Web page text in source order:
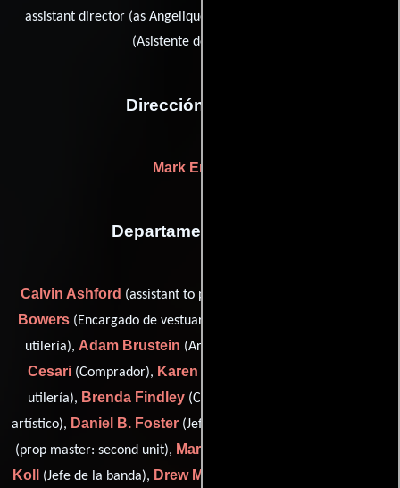
assistant director (as Angelique Bones)) y
(Asistente de dirección)
Dirección artística
Mark Erbaugh
Departamento de arte
Calvin Ashford (assistant to production designer),
Bowers(Encargado de vestuario),
utilería), Adam Brustein (Artista grafico),
Cesari(Comprador), Karen A. Felix
utilería), Brenda Findley(Coordinador del departamento
artístico), Daniel B. Foster(Jefe constructor),
(prop master: second unit), Mark Keever
Koll
(Jefe de la banda), Drew Meyers